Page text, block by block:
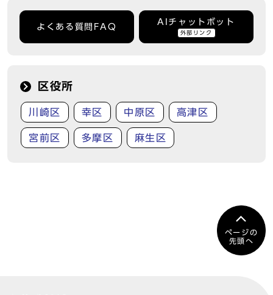
よくある質問FAQ
AIチャットボット
外部リンク
区役所
川崎区 幸区 中原区 高津区
宮前区 多摩区 麻生区
ページの
先頭へ